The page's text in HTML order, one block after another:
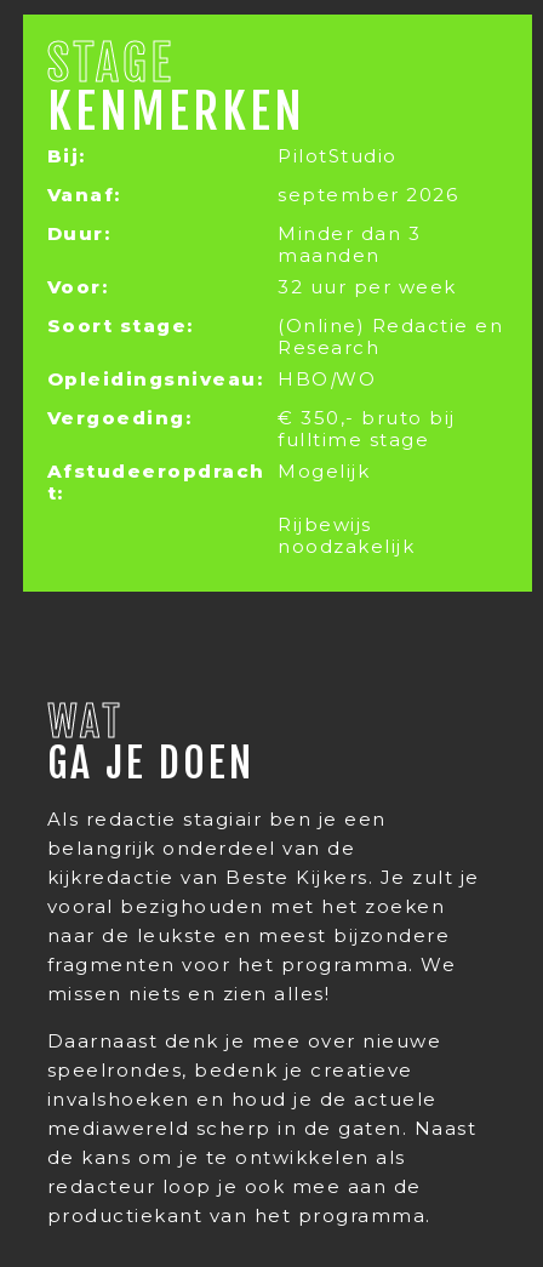
STAGE
KENMERKEN
Bij:
PilotStudio
Vanaf:
september 2026
Duur:
Minder dan 3
maanden
Voor:
32 uur per week
Soort stage:
(Online) Redactie en
Research
Opleidingsniveau:
HBO |WO
Vergoeding:
€ 350,- bruto bij
fulltime stage
Afstudeeropdrach
t:
Mogelijk
Rijbewijs
noodzakelijk
WAT
GA JE DOEN
Als redactie stagiair ben je een
belangrijk onderdeel van de
kijkredactie van Beste Kijkers. Je zult je
vooral bezighouden met het zoeken
naar de leukste en meest bijzondere
fragmenten voor het programma. We
missen niets en zien alles!
Daarnaast denk je mee over nieuwe
speelrondes, bedenk je creatieve
invalshoeken en houd je de actuele
mediawereld scherp in de gaten. Naast
de kans om je te ontwikkelen als
redacteur loop je ook mee aan de
productiekant van het programma.